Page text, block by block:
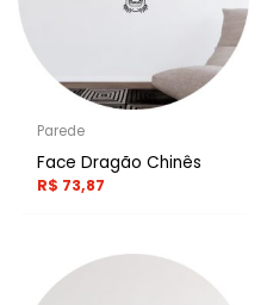
Parede
Face Dragão Chinês
R$ 73,87